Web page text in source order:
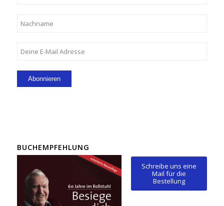
BUCHEMPFEHLUNG
Schreibe uns eine
Mail für die
Bestellung